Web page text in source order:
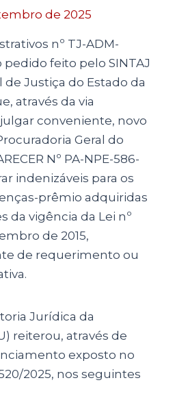
de 2025
nº TJ-ADM-
pedido feito pelo SINTAJ
Justiça do Estado da
através da via
conveniente, novo
Geral do
Nº PA-NPE-586-
indenizáveis para os
prêmio adquiridas
da vigência da Lei nº
de 2015,
de requerimento ou
Jurídica da
reiterou, através de
exposto no
2025, nos seguintes